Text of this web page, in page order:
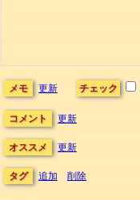
メモ 更新 チェック
コメント 更新
オススメ 更新
タグ 追加 削除